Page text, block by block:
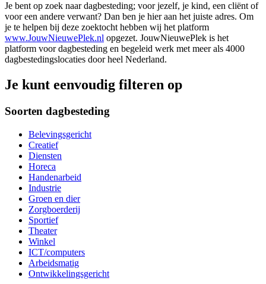
Je bent op zoek naar dagbesteding; voor jezelf, je kind, een cliënt of
voor een andere verwant? Dan ben je hier aan het juiste adres. Om
je te helpen bij deze zoektocht hebben wij het platform
www.JouwNieuwePlek.nl opgezet. JouwNieuwePlek is het
platform voor dagbesteding en begeleid werk met meer als 4000
dagbestedingslocaties door heel Nederland.
Je kunt eenvoudig filteren op
Soorten dagbesteding
Belevingsgericht
Creatief
Diensten
Horeca
Handenarbeid
Industrie
Groen en dier
Zorgboerderij
Sportief
Theater
Winkel
ICT/computers
Arbeidsmatig
Ontwikkelingsgericht